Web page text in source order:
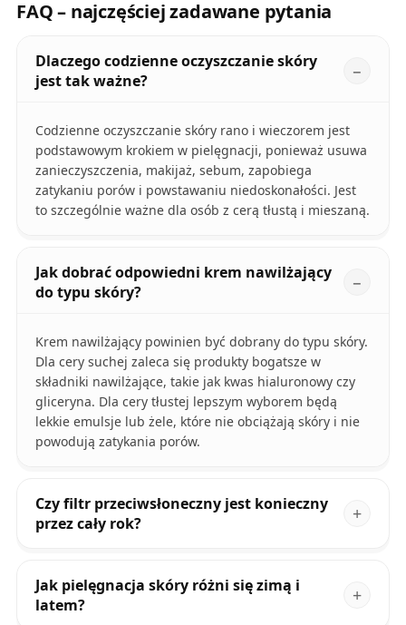
FAQ – najczęściej zadawane pytania
Dlaczego codzienne oczyszczanie skóry
jest tak ważne?
Codzienne oczyszczanie skóry rano i wieczorem jest
podstawowym krokiem w pielęgnacji, ponieważ usuwa
zanieczyszczenia, makijaż, sebum, zapobiega
zatykaniu porów i powstawaniu niedoskonałości. Jest
to szczególnie ważne dla osób z cerą tłustą i mieszaną.
Jak dobrać odpowiedni krem nawilżający
do typu skóry?
Krem nawilżający powinien być dobrany do typu skóry.
Dla cery suchej zaleca się produkty bogatsze w
składniki nawilżające, takie jak kwas hialuronowy czy
gliceryna. Dla cery tłustej lepszym wyborem będą
lekkie emulsje lub żele, które nie obciążają skóry i nie
powodują zatykania porów.
Czy filtr przeciwsłoneczny jest konieczny
przez cały rok?
Jak pielęgnacja skóry różni się zimą i
latem?